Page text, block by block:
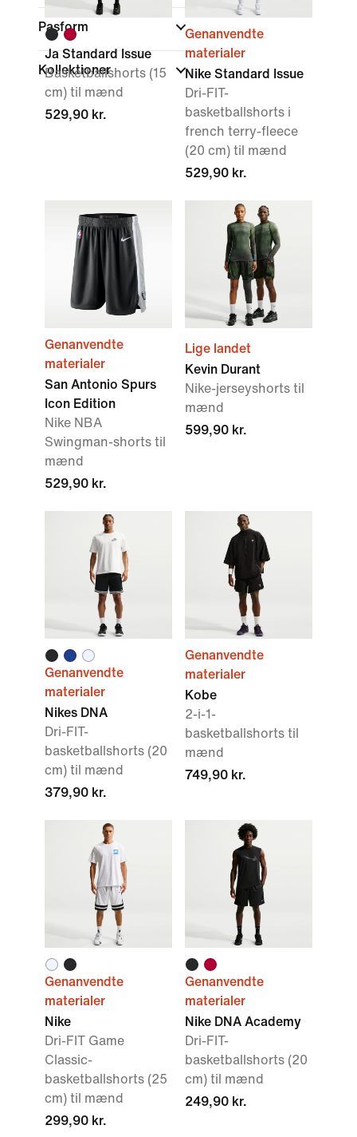
Pasform
Kollektioner
Ja Standard Issue
Basketballshorts (15
cm) til mænd
529,90 kr.
Genanvendte
materialer
Nike Standard Issue
Dri-FIT-
basketballshorts i
french terry-fleece
(20 cm) til mænd
529,90 kr.
Genanvendte
materialer
San Antonio Spurs
Icon Edition
Nike NBA
Swingman-shorts til
mænd
529,90 kr.
Lige landet
Kevin Durant
Nike-jerseyshorts til
mænd
599,90 kr.
Genanvendte
materialer
Nikes DNA
Dri-FIT-
basketballshorts (20
cm) til mænd
379,90 kr.
Genanvendte
materialer
Kobe
2-i-1-
basketballshorts til
mænd
749,90 kr.
Genanvendte
materialer
Nike
Dri-FIT Game
Classic-
basketballshorts (25
cm) til mænd
299,90 kr.
Genanvendte
materialer
Nike DNA Academy
Dri-FIT-
basketballshorts (20
cm) til mænd
249,90 kr.